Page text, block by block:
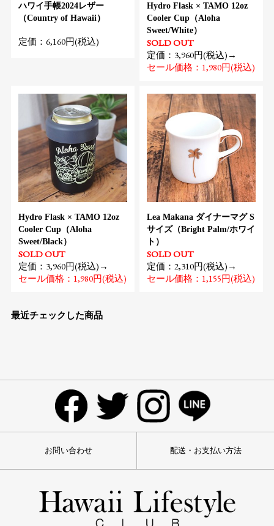
ハワイ手帳2024レザー
（Country of Hawaii）
定価：6,160円(税込)
Hydro Flask × TAMO 12oz
Cooler Cup（Aloha
Sweet/White）
SOLD OUT
定価：3,960円(税込)→
セール価格：1,980円(税込)
Hydro Flask × TAMO 12oz
Cooler Cup（Aloha
Sweet/Black）
SOLD OUT
定価：3,960円(税込)→
セール価格：1,980円(税込)
Lea Makana ダイナーマグ S
サイズ（Bright Palm/ホワイ
ト）
SOLD OUT
定価：2,310円(税込)→
セール価格：1,155円(税込)
最近チェックした商品
お問い合わせ 配送・お支払い方法